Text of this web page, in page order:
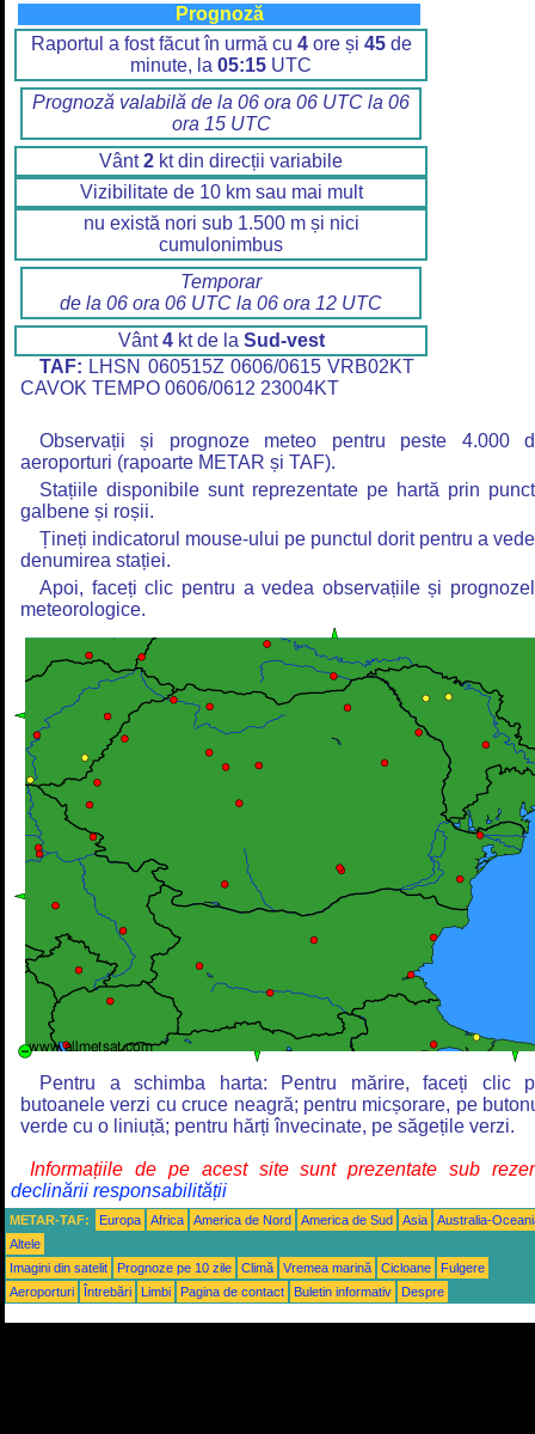
Prognoză
Raportul a fost făcut în urmă cu 4ore și 45de
minute, la 05:15 UTC
Prognoză valabilă de la 06 ora 06 UTC la 06
ora 15 UTC
Vânt2 kt din direcții variabile
Vizibilitate de 10 km sau mai mult
nu există nori sub 1.500 m și nici
cumulonimbus
Temporar
de la 06 ora 06 UTC la 06 ora 12 UTC
Vânt4kt de la Sud-vest
TAF: LHSN 060515Z 0606/0615 VRB02KT
CAVOK TEMPO 0606/0612 23004KT
Observații și prognoze meteo pentru peste 4.000
aeroporturi (rapoarte METAR și TAF).
Stațiile disponibile sunt reprezentate pe hartă prin
galbene și roșii.
Țineți indicatorul mouse-ului pe punctul dorit pentru a
denumirea stației.
Apoi, faceți clic pentru a vedea observațiile și
meteorologice.
Pentru a schimba harta: Pentru mărire, faceți clic
butoanele verzi cu cruce neagră; pentru micșorare, pe
verde cu o liniuță; pentru hărți învecinate, pe săgețile verzi.
Informațiile de pe acest site sunt prezentate sub
declinării responsabilității
METAR-TAF: Europa Africa America de Nord America de Sud Asia
Australia-
Altele
Imagini din satelit
Prognoze pe 10 zile Climă Vremea marină Cicloane
Fulgere
Aeroporturi
Întrebări Limbi Pagina de contact Buletin informativ Despre